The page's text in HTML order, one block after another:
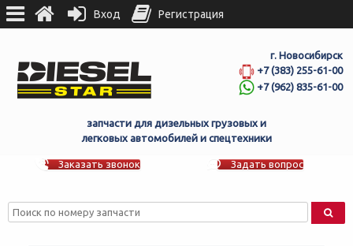
г. Новосибирск
+7 (383) 255-61-00
+7 (962) 835-61-00
запчасти для дизельных грузовых и
легковых автомобилей и спецтехники
Заказать звонок Задать вопрос
Вход Регистрация